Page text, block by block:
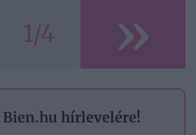
1/4 »
hírlevelére!